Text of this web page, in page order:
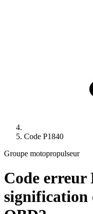
Code P1840
Groupe motopropulseur
Code erreur
signification